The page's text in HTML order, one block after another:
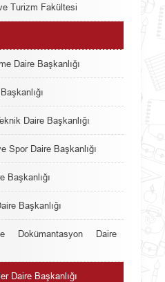
Turizm Fakültesi
Daire Başkanlığı
Daire Başkanlığı
Spor Daire Başkanlığı
Başkanlığı
Başkanlığı
Dokümantasyon Daire
Daire Başkanlığı